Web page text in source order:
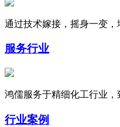
通过技术嫁接，摇身一变，
服务行业
鸿儒服务于精细化工行业，
行业案例